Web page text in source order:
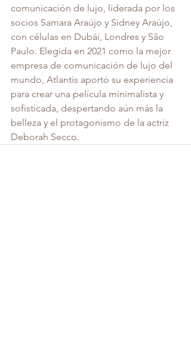
comunicación de lujo, liderada por los
socios Samara Araújo y Sidney Araújo,
con células en Dubái, Londres y São
Paulo. Elegida en 2021 como la mejor
empresa de comunicación de lujo del
mundo, Atlantis aportó su experiencia
para crear una película minimalista y
sofisticada, despertando aún más la
belleza y el protagonismo de la actriz
Deborah Secco.